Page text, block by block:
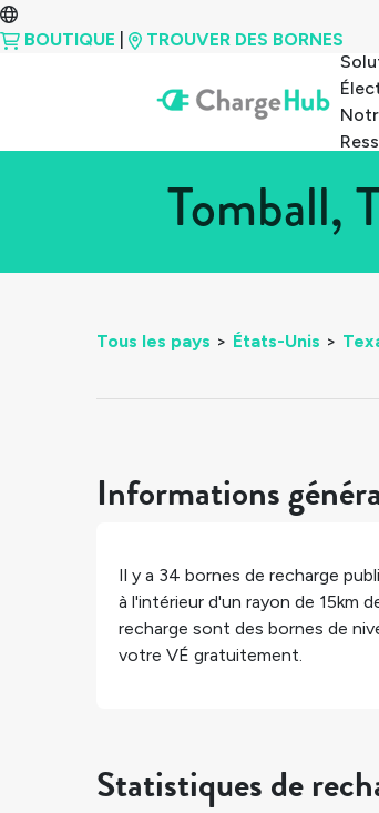
BOUTIQUE
TROUVER DES BORNES
Tomball,
Tous les pays > États-Unis >
Informations
Il y a 34 bornes de recharge
à l'intérieur d'un rayon de 15km
recharge sont des bornes de
votre VÉ gratuitement.
Statistiques de